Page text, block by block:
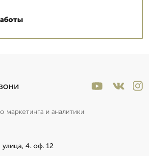
маркетинга и аналитики
улица, 4. оф. 12